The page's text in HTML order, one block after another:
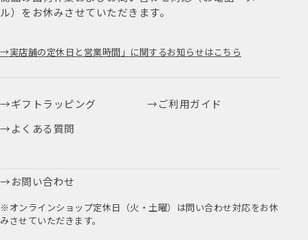
ル）をお休みさせていただきます。
実店舗の定休日と営業時間」に関するお知らせはこちら
ギフトラッピング
ご利用ガイド
よくある質問
お問い合わせ
※オンラインショップ定休日（火・土曜）は問い合わせ対応をお休
みさせていただきます。